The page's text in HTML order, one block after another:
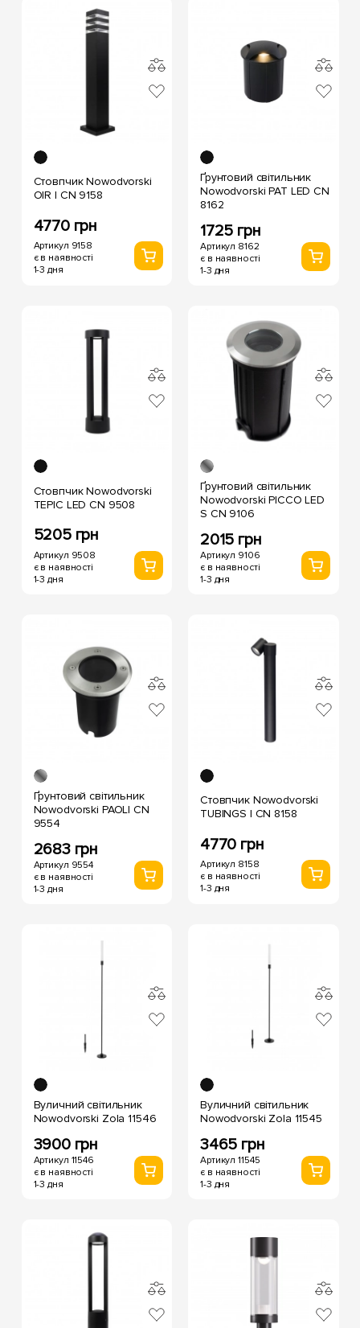
Стовпчик Nowodvorski
OIR I CN 9158
4770 грн
Артикул 9158
є в наявності
1-3 дня
Ґрунтовий світильник
Nowodvorski PAT LED CN
8162
1725 грн
Артикул 8162
є в наявності
1-3 дня
Стовпчик Nowodvorski
TEPIC LED CN 9508
5205 грн
Артикул 9508
є в наявності
1-3 дня
Ґрунтовий світильник
Nowodvorski PICCO LED
S CN 9106
2015 грн
Артикул 9106
є в наявності
1-3 дня
Ґрунтовий світильник
Nowodvorski PAOLI CN
9554
2683 грн
Артикул 9554
є в наявності
1-3 дня
Стовпчик Nowodvorski
TUBINGS I CN 8158
4770 грн
Артикул 8158
є в наявності
1-3 дня
Вуличний світильник
Nowodvorski Zola 11546
3900 грн
Артикул 11546
є в наявності
1-3 дня
Вуличний світильник
Nowodvorski Zola 11545
3465 грн
Артикул 11545
є в наявності
1-3 дня